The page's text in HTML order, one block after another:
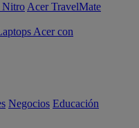
Nitro Acer TravelMate
Acer con
Negocios Educación